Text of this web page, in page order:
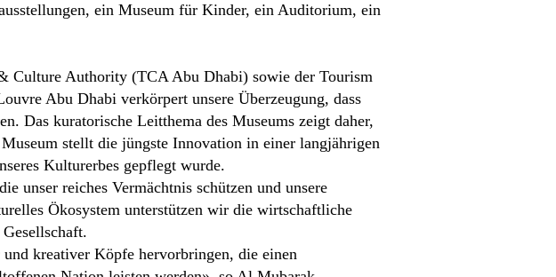
ein Museum für Kinder, ein Auditorium, ein
Culture Authority (TCA Abu Dhabi) sowie der Tourism
Abu Dhabi verkörpert unsere Überzeugung, dass
Das kuratorische Leitthema des Museums zeigt daher,
stellt die jüngste Innovation in einer langjährigen
Kulturerbes gepflegt wurde.
unser reiches Vermächtnis schützen und unsere
Ökosystem unterstützen wir die wirtschaftliche
kreativer Köpfe hervorbringen, die einen